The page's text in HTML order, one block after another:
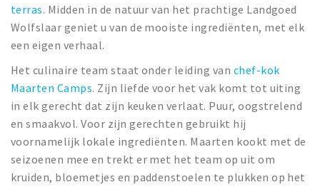
Privacy
Inloggen
terras. Midden in de natuur van het prachtige Landgoed
Wolfslaar geniet u van de mooiste ingrediënten, met elk
een eigen verhaal.
Het culinaire team staat onder leiding van chef-kok
Maarten Camps. Zijn liefde voor het vak komt tot uiting
in elk gerecht dat zijn keuken verlaat. Puur, oogstrelend
en smaakvol. Voor zijn gerechten gebruikt hij
voornamelijk lokale ingrediënten. Maarten kookt met de
seizoenen mee en trekt er met het team op uit om
kruiden, bloemetjes en paddenstoelen te plukken op het